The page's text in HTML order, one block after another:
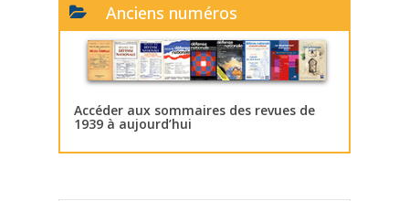
Anciens numéros
Accéder aux sommaires des revues de
1939 à aujourd’hui